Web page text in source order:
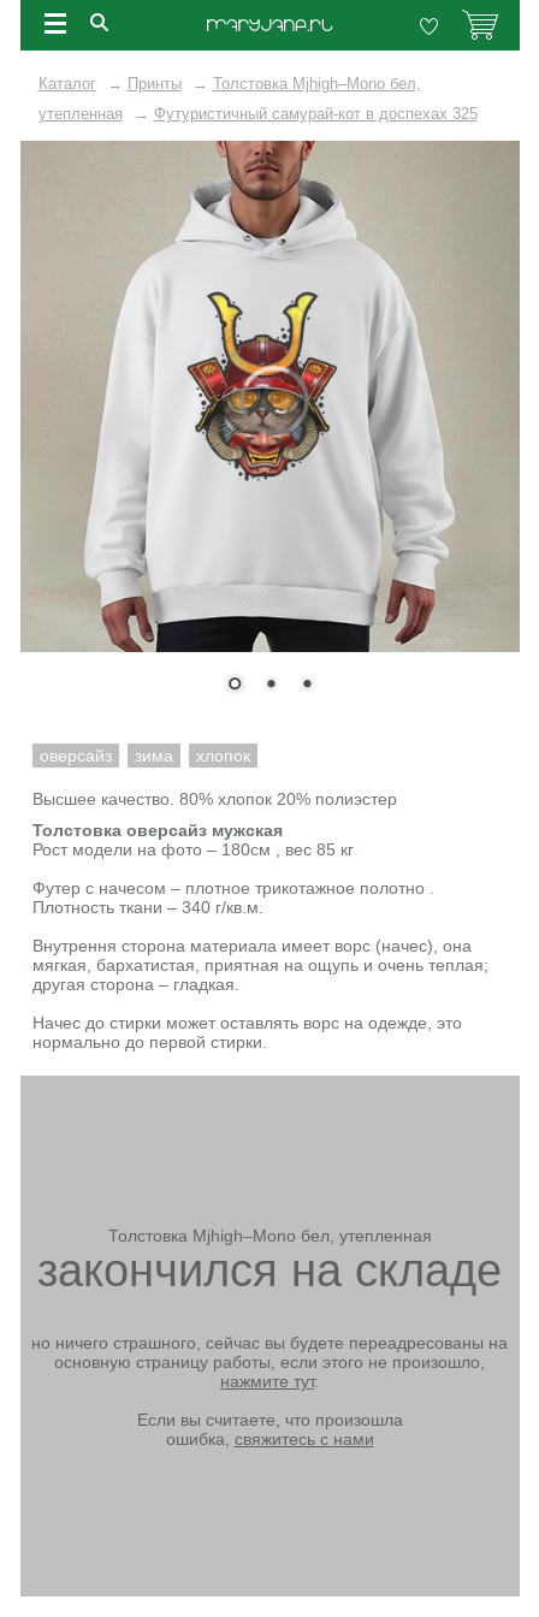
Каталог → Принты → Толстовка Mjhigh–Mono бел,
утепленная
→ Футуристичный самурай-кот в доспехах 325
оверсайз зима хлопок
Высшее качество. 80% хлопок 20% полиэстер
Толстовка оверсайз мужская
Рост модели на фото – 180см , вес 85 кг
Футер с начесом – плотное трикотажное полотно .
Плотность ткани – 340 г/кв.м.
Внутрення сторона материала имеет ворс (начес), она
мягкая, бархатистая, приятная на ощупь и очень теплая;
другая сторона – гладкая.
Начес до стирки может оставлять ворс на одежде, это
нормально до первой стирки.
Толстовка Mjhigh–Mono бел, утепленная
закончился на складе
но ничего страшного, сейчас вы будете переадресованы на
основную страницу работы, если этого не произошло,
нажмите тут.
Если вы считаете, что произошла
ошибка, свяжитесь с нами